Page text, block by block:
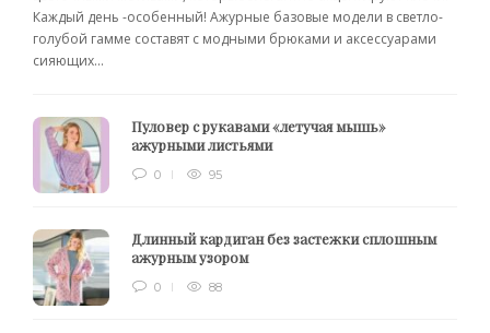
Каждый день -особенный! Ажурные базовые модели в светло-
голубой гамме составят с модными брюками и аксессуарами
сияющих...
Пуловер с рукавами «летучая мышь»
ажурными листьями
0 95
Длинный кардиган без застежки сплошным
ажурным узором
0 88